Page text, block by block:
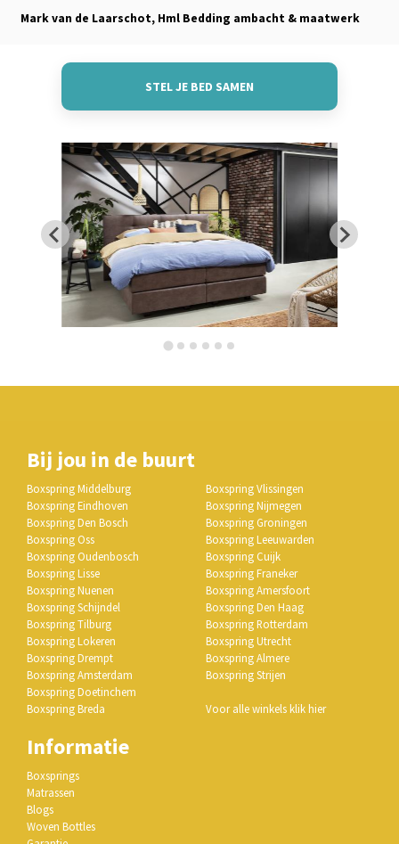
Mark van de Laarschot, Hml Bedding ambacht & maatwerk
STEL JE BED SAMEN
Bij jou in de buurt
Boxspring Middelburg
Boxspring Eindhoven
Boxspring Den Bosch
Boxspring Oss
Boxspring Oudenbosch
Boxspring Lisse
Boxspring Nuenen
Boxspring Schijndel
Boxspring Tilburg
Boxspring Lokeren
Boxspring Drempt
Boxspring Amsterdam
Boxspring Doetinchem
Boxspring Breda
Boxspring Vlissingen
Boxspring Nijmegen
Boxspring Groningen
Boxspring Leeuwarden
Boxspring Cuijk
Boxspring Franeker
Boxspring Amersfoort
Boxspring Den Haag
Boxspring Rotterdam
Boxspring Utrecht
Boxspring Almere
Boxspring Strijen
Voor alle winkels klik hier
Informatie
Boxsprings
Matrassen
Blogs
Woven Bottles